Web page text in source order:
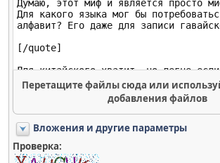
Перетащите файлы сюда или
добавления файлов
Вложения и другие параметры
Проверка: